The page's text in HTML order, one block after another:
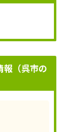
報（呉市の